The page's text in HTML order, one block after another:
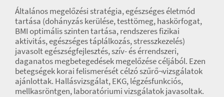
Általános megelőzési stratégia, egészséges életmód
tartása (dohányzás kerülése, testtömeg, haskörfogat,
BMI optimális szinten tartása, rendszeres fizikai
aktivitás, egészséges táplálkozás, stresszkezelés)
javasolt egészségfejlesztés, szív- és érrendszeri,
daganatos megbetegedések megelőzése céljából. Ezen
betegségek korai felismerését célzó szűrő¬vizsgálatok
ajánlottak. Hallásvizsgálat, EKG, légzésfunkciós,
mellkasröntgen, laboratóriumi vizsgálatok javasoltak.